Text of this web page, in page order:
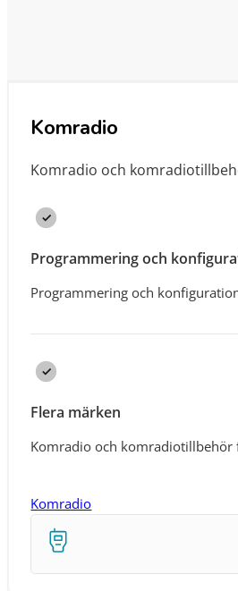
Komradio
Komradio och
Programmering och
Programmering och
Flera märken
Komradio och komradiotillbehör
Komradio